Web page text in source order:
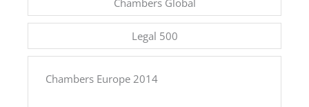
Chambers Global
Legal 500
Chambers Europe 2014